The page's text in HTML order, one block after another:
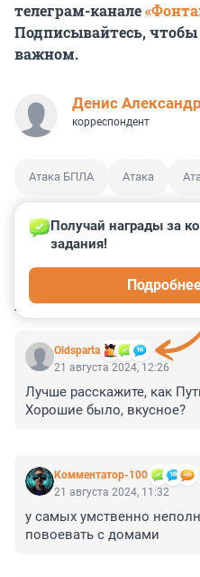
телеграм-канале
Подписывайтесь,
важном.
Денис
корреспондент
Атака БПЛА Атака
КОММЕНТАРИИ 14
Oldsparta
Получай награды за
задания!
21 августа 2024, 12:26
Лучше расскажите, как
Хорошие было, вкусное?
Комментатор-100
21 августа 2024, 11:32
у самых умственно
повоевать с домами